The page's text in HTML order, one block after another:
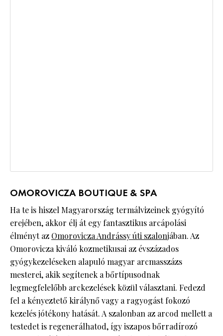
OMOROVICZA BOUTIQUE & SPA
Ha te is hiszel Magyarország termálvizeinek gyógyító
erejében, akkor élj át egy fantasztikus arcápolási
élményt az Omorovicza Andrássy úti szalonjában. Az
Omorovicza kiváló kozmetikusai az évszázados
gyógykezeléseken alapuló magyar arcmasszázs
mesterei, akik segítenek a bőrtípusodnak
legmegfelelőbb arckezelések közül választani. Fedezd
fel a kényeztető királynő vagy a ragyogást fokozó
kezelés jótékony hatását. A szalonban az arcod mellett a
testedet is regenerálhatod, így iszapos bőrradírozó